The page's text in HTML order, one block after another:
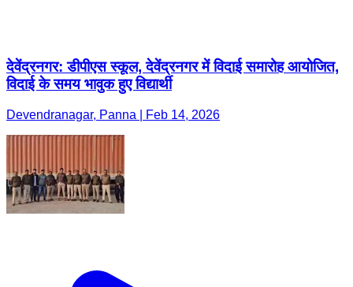
देवेंद्रनगर: डीपीएस स्कूल, देवेंद्रनगर में विदाई समारोह आयोजित,
विदाई के समय भावुक हुए विद्यार्थी
Devendranagar, Panna | Feb 14, 2026